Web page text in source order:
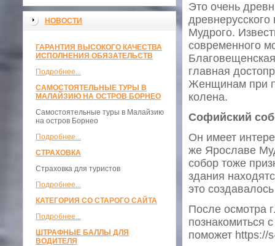
НОВОСТИ
ГАРАНТИЯ ВЫСОКОГО КАЧЕСТВА
ИСПОЛНЕНИЯ ОБЯЗАТЕЛЬСТВ
Подробнее...
САМОСТОЯТЕЛЬНЫЕ ТУРЫ В
МАЛАЙЗИЮ НА ОСТРОВ БОРНЕО
Самостоятельные туры в Малайзию
на остров Борнео
Подробнее...
СТРАХОВКА
Страховка для туристов
Подробнее...
КАТЕГОРИЯ СО СТАРОГО САЙТА
Подробнее...
ШТРАФНЫЕ БАЛЛЫ ДЛЯ
ВОДИТЕЛЯ
Это очень
Мудрого.
современного
главная
Женщинам при
колена.
Софийский
Он имеет
же Ярославе
собор тоже
здания
это
После осмотра
познакомиться
поможет https://